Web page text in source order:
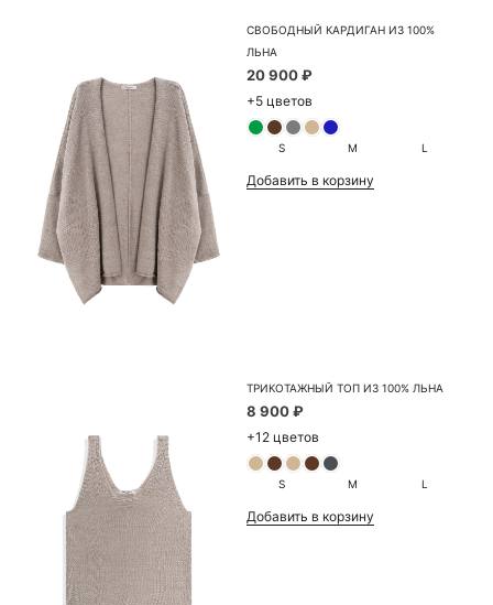
СВОБОДНЫЙ КАРДИГАН ИЗ 100%
ЛЬНА
20 900 ₽
+5 цветов
S M L
Добавить в корзину
ТРИКОТАЖНЫЙ ТОП ИЗ 100% ЛЬНА
8 900 ₽
+12 цветов
S M L
Добавить в корзину